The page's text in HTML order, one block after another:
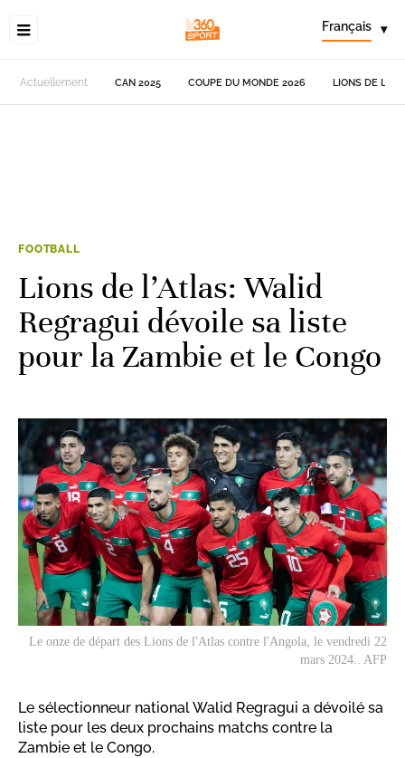
Français ▾
Actuellement CAN 2025 COUPE DU MONDE 2026 LIONS DE
FOOTBALL
Lions de l’Atlas: Walid
Regragui dévoile sa liste
pour la Zambie et le Congo
Le onze de départ des Lions de l'Atlas contre l'Angola, le vendredi 22
mars 2024.. AFP
Le sélectionneur national Walid Regragui a dévoilé sa
liste pour les deux prochains matchs contre la
Zambie et le Congo.